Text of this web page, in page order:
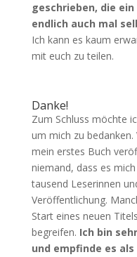
geschrieben, die
endlich auch mal
Ich kann es kaum
mit euch zu teilen.
Danke!
Zum Schluss möchte
um mich zu bedanken.
mein erstes Buch
niemand, dass es
tausend Leserinnen
Veröffentlichung.
Start eines neuen
begreifen. Ich bin
und empfinde es